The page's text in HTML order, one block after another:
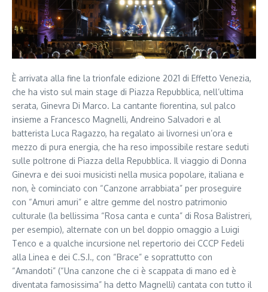
È arrivata alla fine la trionfale edizione 2021 di Effetto Venezia,
che ha visto sul main stage di Piazza Repubblica, nell’ultima
serata, Ginevra Di Marco. La cantante fiorentina, sul palco
insieme a Francesco Magnelli, Andreino Salvadori e al
batterista Luca Ragazzo, ha regalato ai livornesi un’ora e
mezzo di pura energia, che ha reso impossibile restare seduti
sulle poltrone di Piazza della Repubblica. Il viaggio di Donna
Ginevra e dei suoi musicisti nella musica popolare, italiana e
non, è cominciato con “Canzone arrabbiata” per proseguire
con “Amuri amuri” e altre gemme del nostro patrimonio
culturale (la bellissima “Rosa canta e cunta” di Rosa Balistreri,
per esempio), alternate con un bel doppio omaggio a Luigi
Tenco e a qualche incursione nel repertorio dei CCCP Fedeli
alla Linea e dei C.S.I., con “Brace” e soprattutto con
“Amandoti” (“Una canzone che ci è scappata di mano ed è
diventata famosissima” ha detto Magnelli) cantata con tutto il